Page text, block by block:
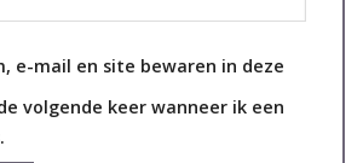
e-mail en site bewaren in deze
volgende keer wanneer ik een